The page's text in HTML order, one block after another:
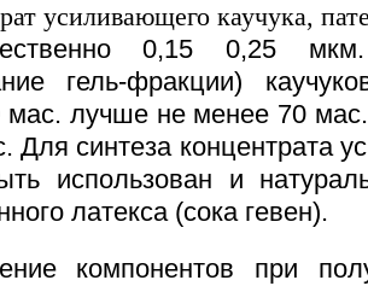
0,15 0,25
гель-фракции)
мас. лучше не менее 70
Для синтеза концентрата
использован и
латекса (сока гевен).
компонентов при